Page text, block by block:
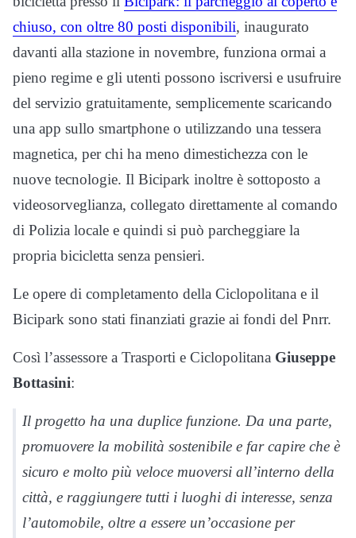
chiuso, con oltre 80 posti disponibili, inaugurato
davanti alla stazione in novembre, funziona ormai a
pieno regime e gli utenti possono iscriversi e usufruire
del servizio gratuitamente, semplicemente scaricando
una app sullo smartphone o utilizzando una tessera
magnetica, per chi ha meno dimestichezza con le
nuove tecnologie. Il Bicipark inoltre è sottoposto a
videosorveglianza, collegato direttamente al comando
di Polizia locale e quindi si può parcheggiare la
propria bicicletta senza pensieri.
Le opere di completamento della Ciclopolitana e il
Bicipark sono stati finanziati grazie ai fondi del Pnrr.
Così l’assessore a Trasporti e Ciclopolitana Giuseppe
Bottasini:
Il progetto ha una duplice funzione. Da una parte,
promuovere la mobilità sostenibile e far capire che è
sicuro e molto più veloce muoversi all’interno della
città, e raggiungere tutti i luoghi di interesse, senza
l’automobile, oltre a essere un’occasione per